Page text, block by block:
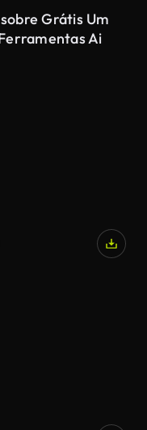
Grátis Um
Ai